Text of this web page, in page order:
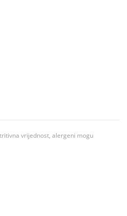
vrijednost, alergeni mogu